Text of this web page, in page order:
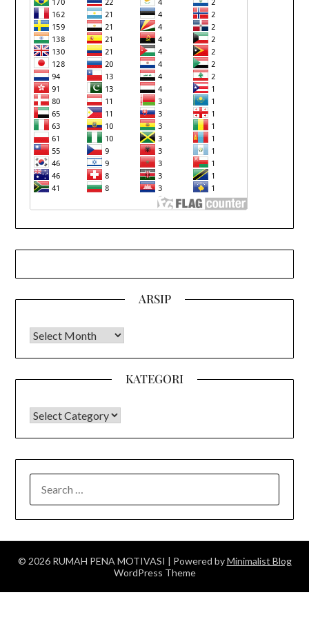
ARSIP
Arsip
KATEGORI
KATEGORI
FOR:
© 2026 RUMAH PENA MOTIVASI | Powered byMinimalist Blog
WordPress Theme